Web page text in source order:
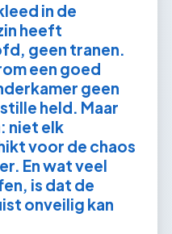
in de
heeft
geen tranen.
een goed
geen
held. Maar
niet elk
voor de chaos
En wat veel
is dat de
onveilig kan